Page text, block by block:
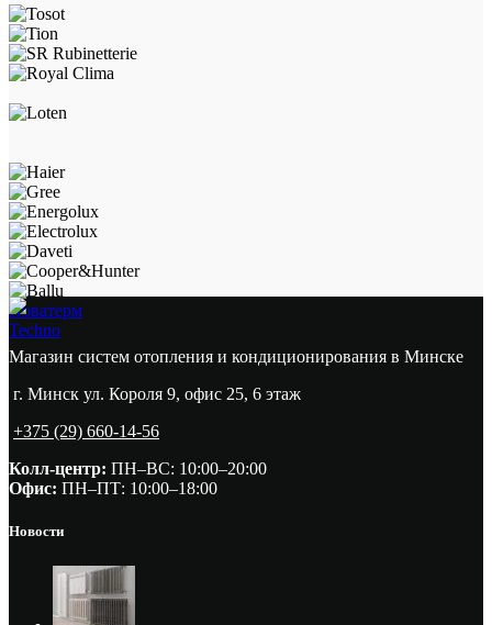
Новатерм
Techno
Магазин систем отопления и кондиционирования в Минске
г. Минск ул. Короля 9, офис 25, 6 этаж
+375 (29) 660-14-56
Колл-центр: ПН–ВС: 10:00–20:00​
Офис: ПН–ПТ: 10:00–18:00
Новости